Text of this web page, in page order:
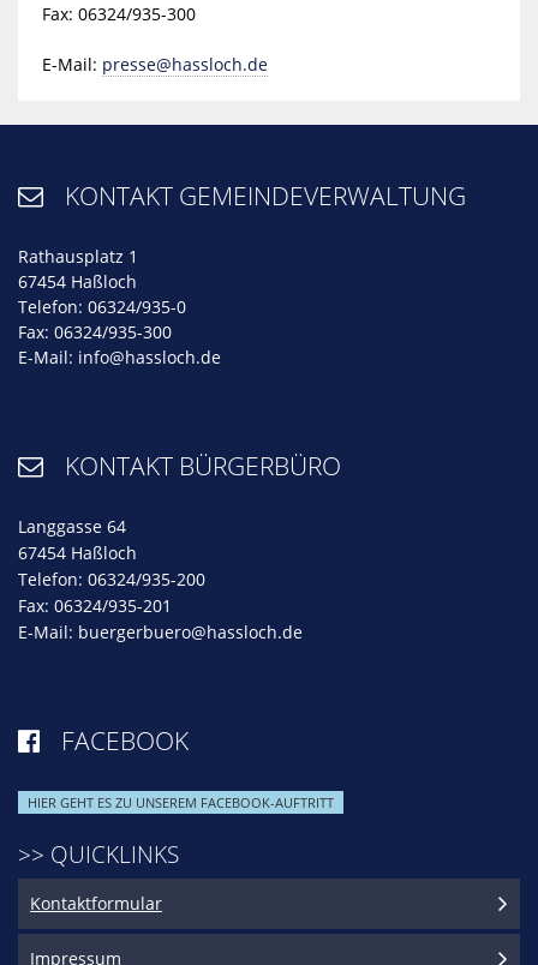
Fax: 06324/935-300
E-Mail: presse@hassloch.de
 KONTAKT GEMEINDEVERWALTUNG
Rathausplatz 1
67454 Haßloch
Telefon: 06324/935-0
Fax: 06324/935-300
E-Mail: info@hassloch.de
 KONTAKT BÜRGERBÜRO
Langgasse 64
67454 Haßloch
Telefon: 06324/935-200
Fax: 06324/935-201
E-Mail: buergerbuero@hassloch.de
 FACEBOOK
HIER GEHT ES ZU UNSEREM FACEBOOK-AUFTRITT
>> QUICKLINKS
Kontaktformular
Impressum